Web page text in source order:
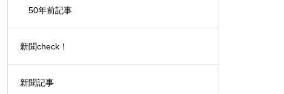
50年前記事
新聞check！
新聞記事